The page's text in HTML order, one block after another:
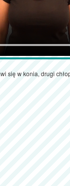
się w konia, drugi